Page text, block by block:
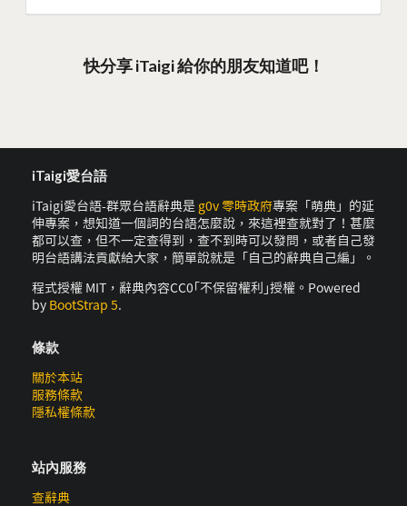
快分享 iTaigi 給你的朋友知道吧！
iTaigi愛台語
iTaigi愛台語-群眾台語辭典是 g0v 零時政府專案「萌典」的延
伸專案，想知道一個詞的台語怎麼說，來這裡查就對了！甚麼
都可以查，但不一定查得到，查不到時可以發問，或者自己發
明台語講法貢獻給大家，簡單說就是「自己的辭典自己編」。
程式授權 MIT，辭典內容CC0｢不保留權利｣授權。Powered
by BootStrap 5.
條款
關於本站
服務條款
隱私權條款
站內服務
查辭典